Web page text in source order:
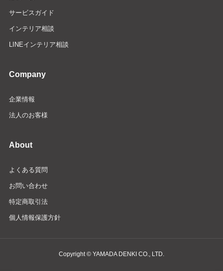
サービスガイド
インテリア相談
LINEインテリア相談
Company
企業情報
法人のお客様
About
よくある質問
お問い合わせ
特定商取引法
個人情報保護方針
Copyright © YAMADA DENKI CO., LTD.